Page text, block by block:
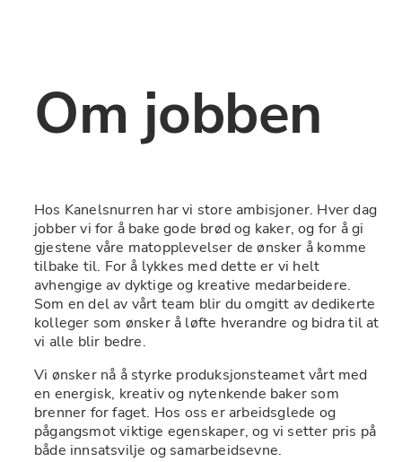
Om jobben
Hos Kanelsnurren har vi store ambisjoner. Hver dag
jobber vi for å bake gode brød og kaker, og for å gi
gjestene våre matopplevelser de ønsker å komme
tilbake til. For å lykkes med dette er vi helt
avhengige av dyktige og kreative medarbeidere.
Som en del av vårt team blir du omgitt av dedikerte
kolleger som ønsker å løfte hverandre og bidra til at
vi alle blir bedre.
Vi ønsker nå å styrke produksjonsteamet vårt med
en energisk, kreativ og nytenkende baker som
brenner for faget. Hos oss er arbeidsglede og
pågangsmot viktige egenskaper, og vi setter pris på
både innsatsvilje og samarbeidsevne.